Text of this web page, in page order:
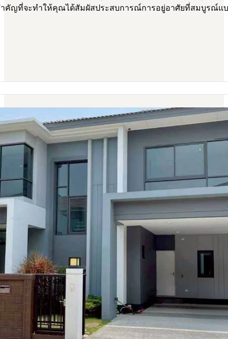
ำคัญที่จะทำให้คุณได้สัมผัสประสบการณ์การอยู่อาศัยที่สมบูรณ์แ